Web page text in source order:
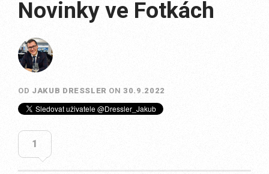
Novinky ve Fotkách
OD JAKUB DRESSLER ON30.9.2022
1